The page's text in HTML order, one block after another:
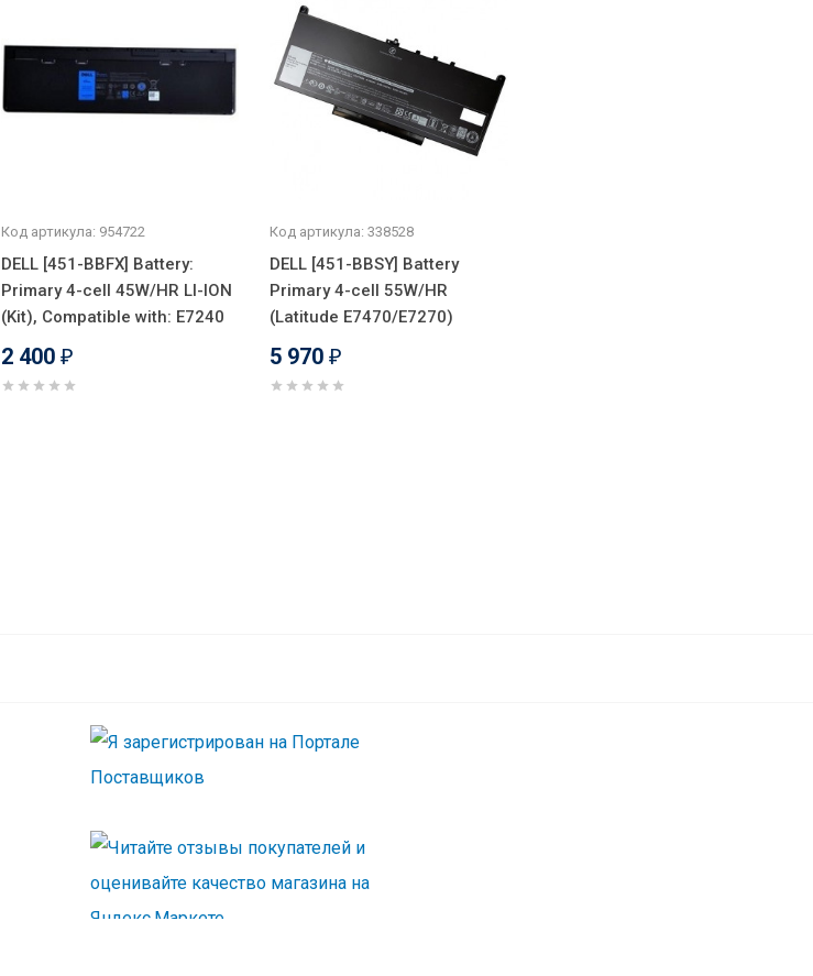
Код артикула: 954722
DELL [451-BBFX] Battery:
Primary 4-cell 45W/HR LI-ION
(Kit), Compatible with: E7240
2 400 ₽
Код артикула: 338528
DELL [451-BBSY] Battery
Primary 4-cell 55W/HR
(Latitude E7470/E7270)
5 970 ₽